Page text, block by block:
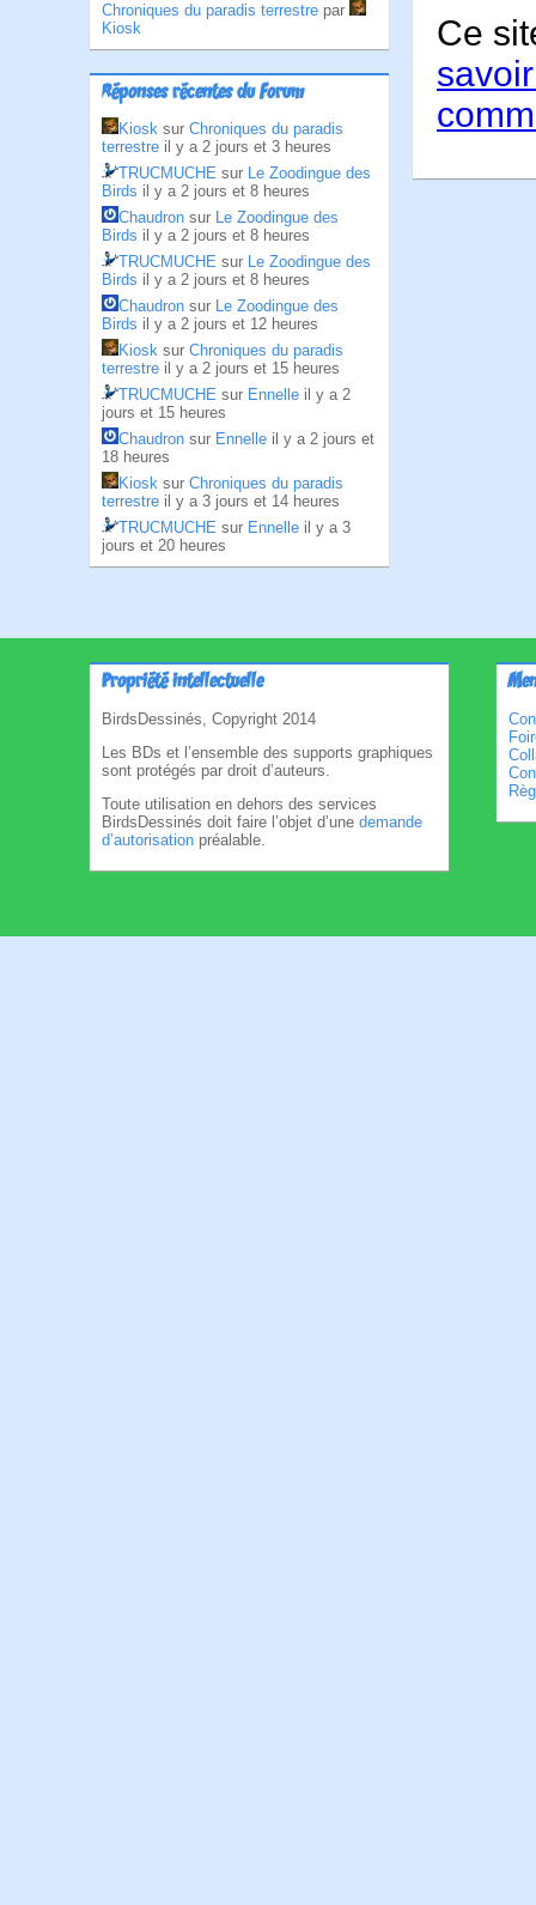
Chroniques du paradis terrestre par
Kiosk
Réponses récentes du Forum
Kiosk sur Chroniques du paradis
terrestre il y a 2 jours et 3 heures
TRUCMUCHE sur Le Zoodingue des
Birds il y a 2 jours et 8 heures
Chaudron sur Le Zoodingue des
Birds il y a 2 jours et 8 heures
TRUCMUCHE sur Le Zoodingue des
Birds il y a 2 jours et 8 heures
Chaudron sur Le Zoodingue des
Birds il y a 2 jours et 12 heures
Kiosk sur Chroniques du paradis
terrestre il y a 2 jours et 15 heures
TRUCMUCHE sur Ennelle il y a 2
jours et 15 heures
Chaudron sur Ennelle il y a 2 jours et
18 heures
Kiosk sur Chroniques du paradis
terrestre il y a 3 jours et 14 heures
TRUCMUCHE sur Ennelle il y a 3
jours et 20 heures
Ce
Propriété intellectuelle
BirdsDessinés, Copyright 2014
Les BDs et l’ensemble des supports graphiques
sont protégés par droit d’auteurs.
Toute utilisation en dehors des services
BirdsDessinés doit faire l’objet d’une demande
d’autorisation préalable.